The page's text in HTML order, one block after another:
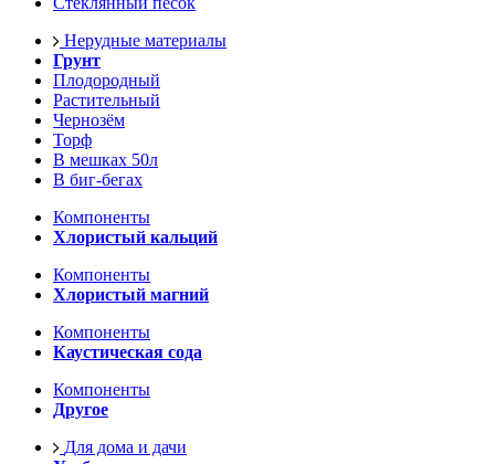
Нерудные материалы
Грунт
Плодородный
Растительный
Чернозём
Торф
В мешках 50л
В биг-бегах
Компоненты
Хлористый кальций
Компоненты
Хлористый магний
Компоненты
Каустическая сода
Компоненты
Другое
Для дома и дачи